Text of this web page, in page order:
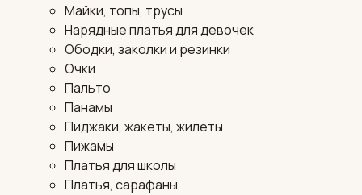
Майки, топы, трусы
Нарядные платья для девочек
Ободки, заколки и резинки
Очки
Пальто
Панамы
Пиджаки, жакеты, жилеты
Пижамы
Платья для школы
Платья, сарафаны